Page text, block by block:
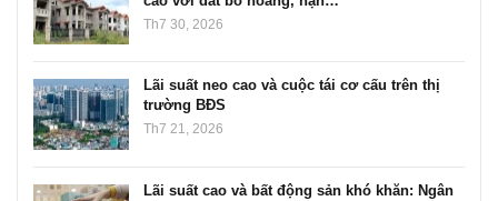
Th7 30, 2026
Lãi suất neo cao và cuộc tái cơ cấu trên thị
trường BĐS
Th7 21, 2026
Lãi suất cao và bất động sản khó khăn: Ngân